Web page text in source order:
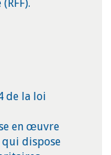
de la loi
en œuvre
qui dispose